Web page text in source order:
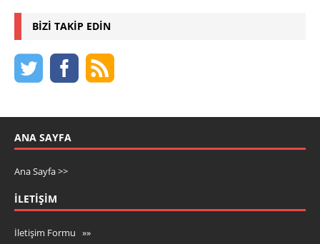
BIZI TAKIP EDIN
ANA SAYFA
Ana Sayfa >>
İLETIŞIM
İletişim Formu »»